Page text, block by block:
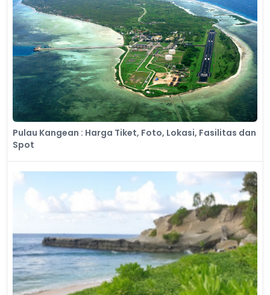
Pulau Kangean : Harga Tiket, Foto, Lokasi, Fasilitas dan
Spot